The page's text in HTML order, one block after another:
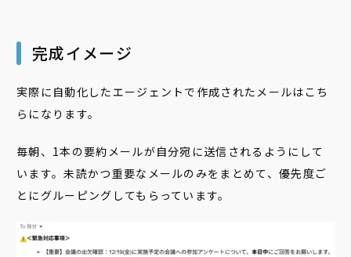
完成イメージ
実際に自動化したエージェントで作成されたメールはこち
らになります。
毎朝、1本の要約メールが自分宛に送信されるようにして
います。未読かつ重要なメールのみをまとめて、優先度ご
とにグルーピングしてもらっています。